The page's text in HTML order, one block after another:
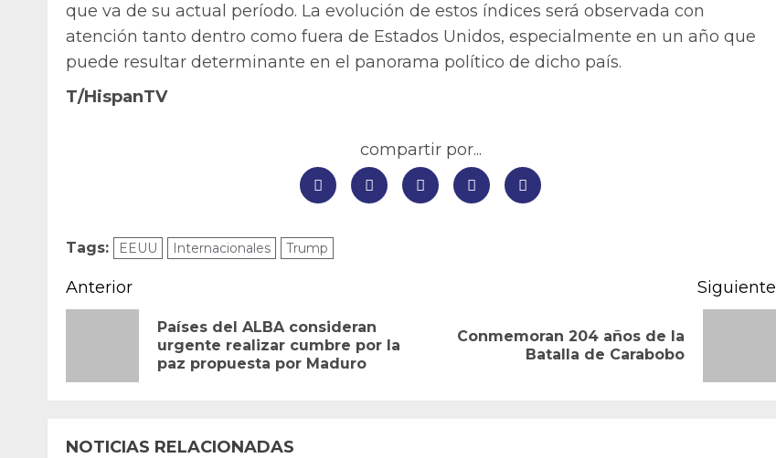
que va de su actual período. La evolución de estos índices será observada con
atención tanto dentro como fuera de Estados Unidos, especialmente en un año que
puede resultar determinante en el panorama político de dicho país.
T/HispanTV
compartir por...
Tags: EEUU Internacionales Trump
Navegación
entradas
Anterior
Entrada
Países del ALBA consideran
urgente realizar cumbre por la
paz propuesta por Maduro
Siguiente
Siguiente
Conmemoran 204 años de la
Batalla de Carabobo
NOTICIAS RELACIONADAS